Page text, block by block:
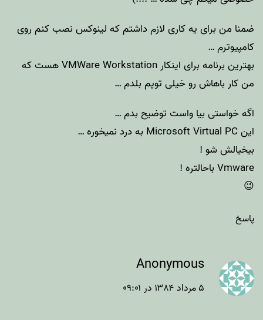
ضمنا من برای یه کاری لازم داشتم که لینوکس نصب کنم روی
کامپیوترم …
بهترین برنامه برای اینکار VMWare Workstation هست که
من کار باهاش رو خیلی توپم بلدم …
اگه خواستی بیا واست توضیح بدم …
این Microsoft Virtual PC به درد نمیخوره …
بیخیالش شو !
Vmware باحالتره !
😉
پاسخ
Anonymous
۵ مرداد ۱۳۸۴ در ۰۹:۰۱